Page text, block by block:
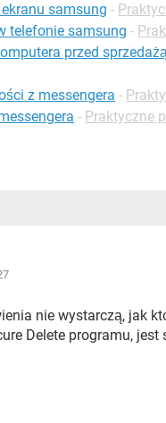
samsung -
telefonie samsung -
przed
z messengera -
- Praktyczne
nie wystarczą, jak
Delete programu, jest